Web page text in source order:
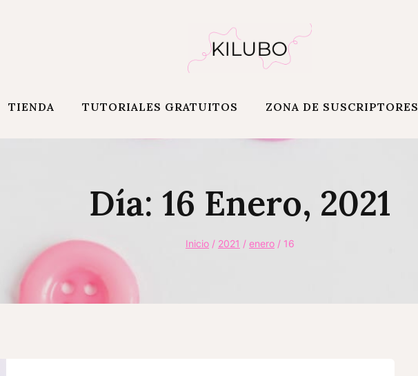
TIENDA TUTORIALES GRATUITOS ZONA DE SUSCRIPTORES
Día: 16 Enero, 2021
Inicio / 2021 / enero / 16